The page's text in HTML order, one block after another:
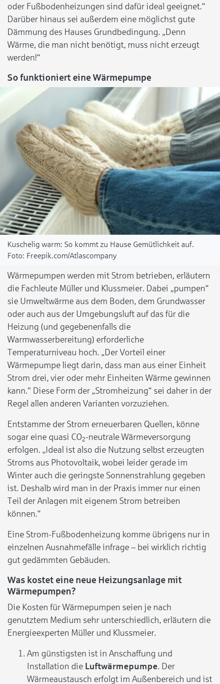
oder Fußbodenheizungen sind dafür ideal geeignet.“
Darüber hinaus sei außerdem eine möglichst gute
Dämmung des Hauses Grundbedingung. „Denn
Wärme, die man nicht benötigt, muss nicht erzeugt
werden!“
So funktioniert eine Wärmepumpe
Kuschelig warm: So kommt zu Hause Gemütlichkeit auf.
Freepik.com/Atlascompany
Wärmepumpen werden mit Strom betrieben, erläutern
die Fachleute Müller und Klussmeier. Dabei „pumpen“
sie Umweltwärme aus dem Boden, dem Grundwasser
oder auch aus der Umgebungsluft auf das für die
Heizung (und gegebenenfalls die
Warmwasserbereitung) erforderliche
Temperaturniveau hoch. „Der Vorteil einer
Wärmepumpe liegt darin, dass man aus einer Einheit
Strom drei, vier oder mehr Einheiten Wärme gewinnen
kann.“ Diese Form der „Stromheizung“ sei daher in der
Regel allen anderen Varianten vorzuziehen.
Entstamme der Strom erneuerbaren Quellen, könne
sogar eine quasi CO2-neutrale Wärmeversorgung
erfolgen. „Ideal ist also die Nutzung selbst erzeugten
Stroms aus Photovoltaik, wobei leider gerade im
Winter auch die geringste Sonnenstrahlung gegeben
ist. Deshalb wird man in der Praxis immer nur einen
Teil der Anlagen mit eigenem Strom betreiben
können.“
Eine Strom-Fußbodenheizung komme übrigens nur in
einzelnen Ausnahmefälle infrage – bei wirklich richtig
gut gedämmten Gebäuden.
Was kostet eine neue Heizungsanlage mit
Wärmepumpen?
Die Kosten für Wärmepumpen seien je nach
genutztem Medium sehr unterschiedlich, erläutern die
Energieexperten Müller und Klussmeier.
Am günstigsten ist in Anschaffung und
Installation die Luftwärmepumpe. Der
Wärmeaustausch erfolgt im Außenbereich und ist